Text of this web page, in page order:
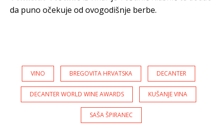
da puno očekuje od ovogodišnje berbe.
VINO BREGOVITA HRVATSKA DECANTER
DECANTER WORLD WINE AWARDS KUŠANJE VINA
SAŠA ŠPIRANEC